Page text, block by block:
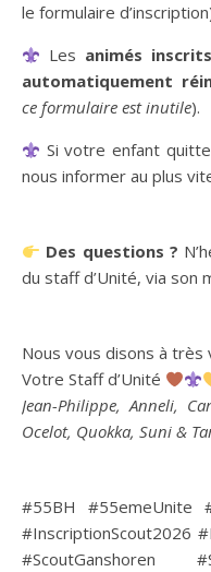
le formulaire
Les animés
automatiquement
ce formulaire est inutile).
Si votre enfant
nous informer au plus
Des questions ?
du staff d’Unité, via son
Nous vous disons à très
Votre Staff d’Unité
Jean-Philippe, Anneli,
Ocelot, Quokka, Suni &
#55BH #55emeUnite
#InscriptionScout2026
#ScoutGanshoren